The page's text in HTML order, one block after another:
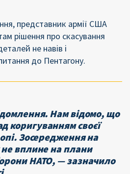
представник армії США
рішення про скасування
не навів і
до Пентагону.
Нам відомо, що
своєї
Зосередження на
вплине на плани
НАТО, — зазначило